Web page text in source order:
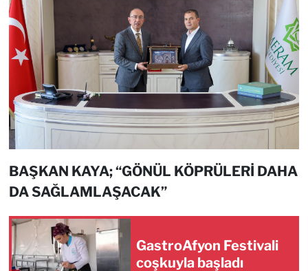
BAŞKAN KAYA; “GÖNÜL KÖPRÜLERİ DAHA
DA SAĞLAMLAŞACAK”
GastroAfyon Festivali
coşkuyla başladı